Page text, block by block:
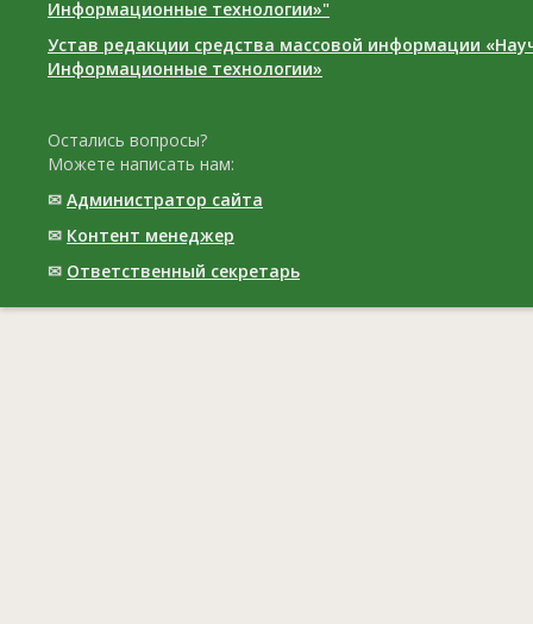
Информационные технологии»"
Устав редакции средства массовой информации
Информационные технологии»
Остались вопросы?
Можете написать нам:
✉ Администратор сайта
✉ Контент менеджер
✉ Ответственный cекретарь